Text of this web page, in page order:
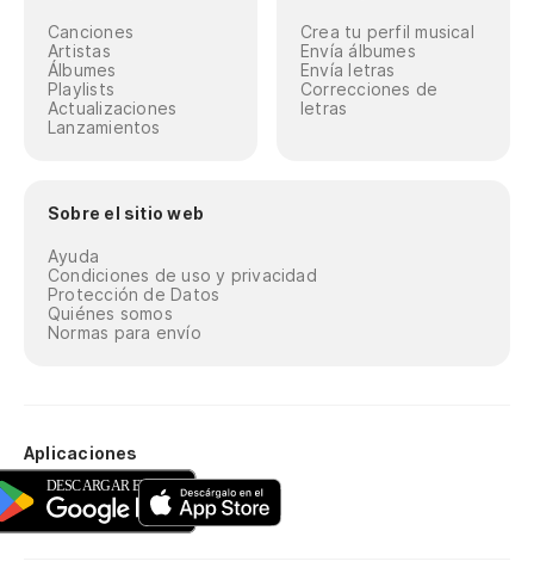
Canciones
Artistas
Álbumes
Playlists
Actualizaciones
Lanzamientos
Crea tu perfil musical
Envía álbumes
Envía letras
Correcciones de
letras
Sobre el sitio web
Ayuda
Condiciones de uso y privacidad
Protección de Datos
Quiénes somos
Normas para envío
Aplicaciones